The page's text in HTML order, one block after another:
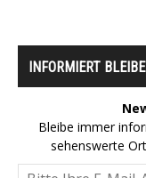
INFORMIERT
Bleibe immer
sehenswerte